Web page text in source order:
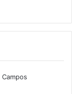
Campos